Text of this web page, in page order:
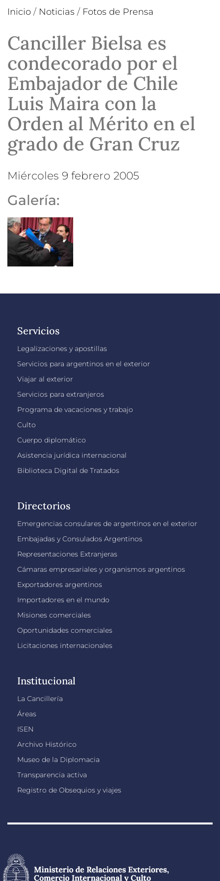
Inicio / Noticias / Fotos de Prensa
Canciller Bielsa es
condecorado por el
Embajador de Chile
Luis Maira con la
Orden al Mérito en el
grado de Gran Cruz
miércoles 9 febrero 2005
Galería:
Servicios
Legalizaciones y apostillas
Servicios para argentinos en el exterior
Viajar al exterior
Servicios para extranjeros
Programa de vacaciones y trabajo
Culto
Cuerpo diplomático
Asistencia jurídica internacional
Biblioteca Digital de Tratados
Directorios
Emergencias consulares de argentinos en el exterior
Embajadas y Consulados Argentinos
Representaciones Extranjeras
Cámaras empresariales y organismos argentinos
Exportadores argentinos
Importadores en el mundo
Misiones comerciales
Oportunidades comerciales
Licitaciones internacionales
Institucional
La Cancillería
Áreas
ISEN
Archivo Histórico
Museo de la Diplomacia
Transparencia activa
Registro de Obsequios y viajes